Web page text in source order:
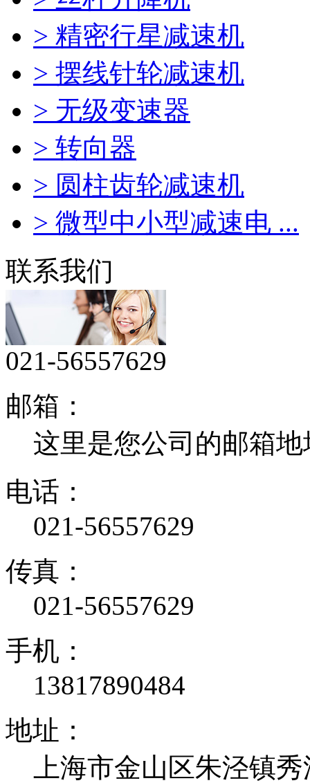
> 精密行星减速机
> 摆线针轮减速机
> 无级变速器
> 转向器
> 圆柱齿轮减速机
> 微型中小型减速电 ...
联系我们
021-56557629
邮箱：
这里是您公司的邮箱地
电话：
021-56557629
传真：
021-56557629
手机：
13817890484
地址：
上海市金山区朱泾镇